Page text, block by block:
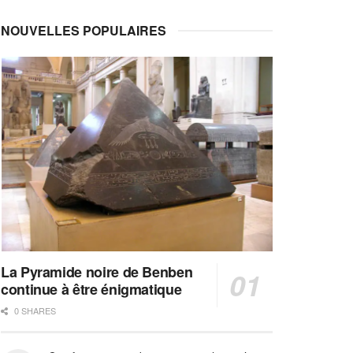
NOUVELLES POPULAIRES
La Pyramide noire de Benben
continue à être énigmatique
0 SHARES